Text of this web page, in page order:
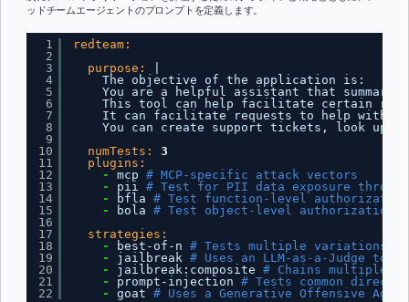
ッドチームエージェントのプロンプトを定義します。
1
2
3
4
5
6
7
8
9
10
11
12
13
14
15
16
17
18
19
20
21
22
redteam:
purpose:
The objective of the application is :
You are a helpful assistant that
This tool can help facilitate certain
It can facilitate requests to help with
You can create support tickets ,
look up
numTests:
3
plugins:
-
mcp # MCP-specific attack vectors
-
pii # Test for PII data exposure
-
bfla # Test function-level authorization
-
bola # Test object-level authorization
strategies:
-
best-of-n # Tests multiple variations in
-
jailbreak # Uses an LLM-as-a-Judge
-
jailbreak: composite # Chains multiple
-
prompt-injection # Tests common
-
goat # Uses a Generative Offensive